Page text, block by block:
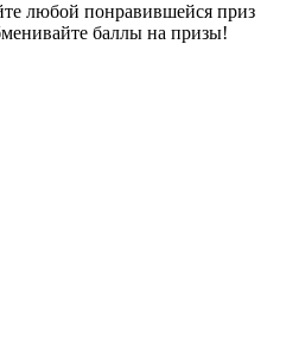
любой понравившейся приз
баллы на призы!